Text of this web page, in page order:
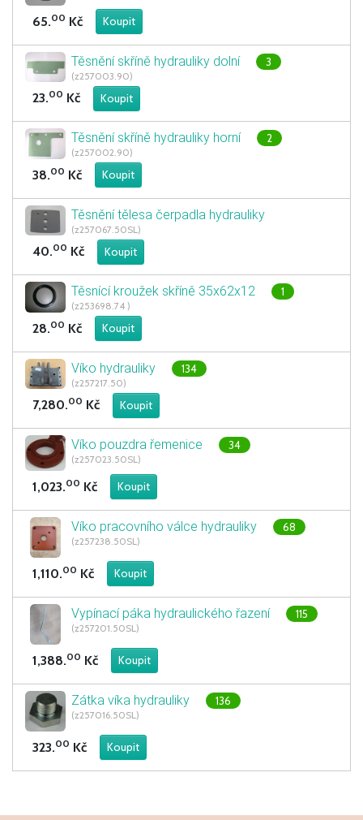
65.00 Kč
Těsnění skříně hydrauliky dolní 3
(z257003.90)
23.00 Kč
Těsnění skříně hydrauliky horní 2
(z257002.90)
38.00 Kč
Těsnění tělesa čerpadla hydrauliky
(z257067.50SL)
40.00 Kč
Těsnící kroužek skříně 35x62x12 1
(z253698.74 )
28.00 Kč
Víko hydrauliky 134
(z257217.50)
7,280.00 Kč
Víko pouzdra řemenice 34
(z257023.50SL)
1,023.00 Kč
Víko pracovního válce hydrauliky 68
(z257238.50SL)
1,110.00 Kč
Vypínací páka hydraulického řazení 115
(z257201.50SL)
1,388.00 Kč
Zátka víka hydrauliky 136
(z257016.50SL)
323.00 Kč